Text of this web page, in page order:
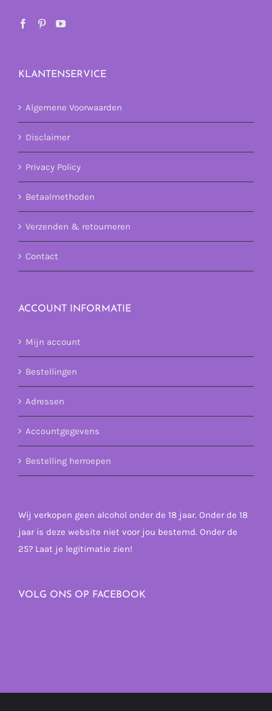
KLANTENSERVICE
Algemene Voorwaarden
Disclaimer
Privacy Policy
Betaalmethoden
Verzenden & retourneren
Contact
ACCOUNT INFORMATIE
Mijn account
Bestellingen
Adressen
Accountgegevens
Bestelling herroepen
Wij verkopen geen alcohol onder de 18 jaar. Onder de 18
jaar is deze website niet voor jou bestemd. Onder de
25? Laat je legitimatie zien!
VOLG ONS OP FACEBOOK